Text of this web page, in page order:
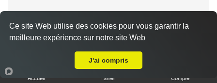
Base sauce barbecue, fromage, viande hachée,
chorizo, poivrons
Accueil Panier Compte
Ce site Web utilise des cookies pour vous garantir la
meilleure expérience sur notre site Web
J'ai compris